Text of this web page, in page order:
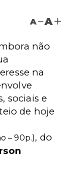
A A
não
na
sociais e
de hoje
– 90p.), do